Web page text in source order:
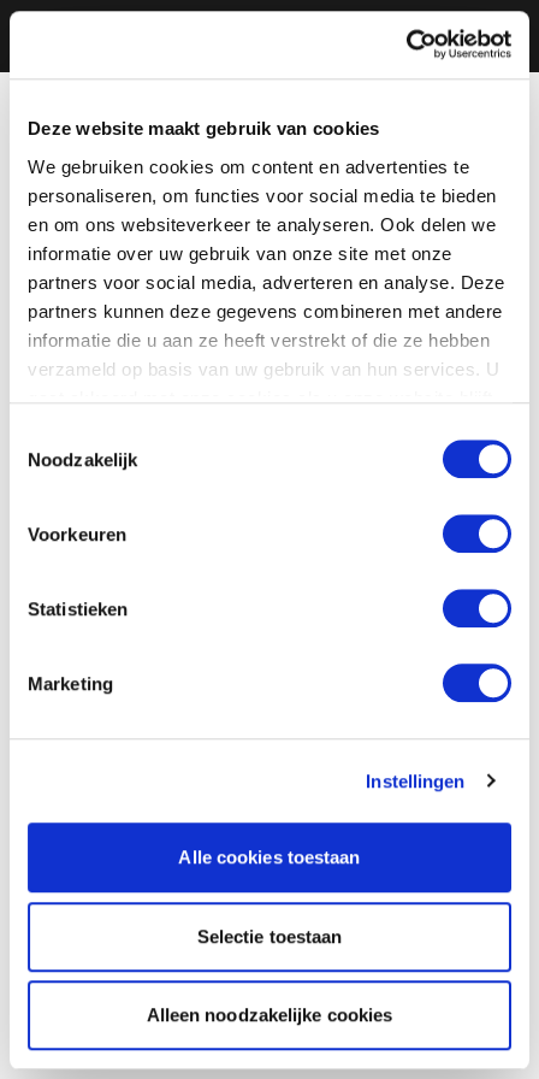
Deze website maakt gebruik van cookies
We gebruiken cookies om content en advertenties te
personaliseren, om functies voor social media te bieden
en om ons websiteverkeer te analyseren. Ook delen we
informatie over uw gebruik van onze site met onze
partners voor social media, adverteren en analyse. Deze
partners kunnen deze gegevens combineren met andere
informatie die u aan ze heeft verstrekt of die ze hebben
verzameld op basis van uw gebruik van hun services. U
Noodzakelijk
Voorkeuren
Statistieken
Marketing
Instellingen
Alle cookies toestaan
Selectie toestaan
Alleen noodzakelijke cookies